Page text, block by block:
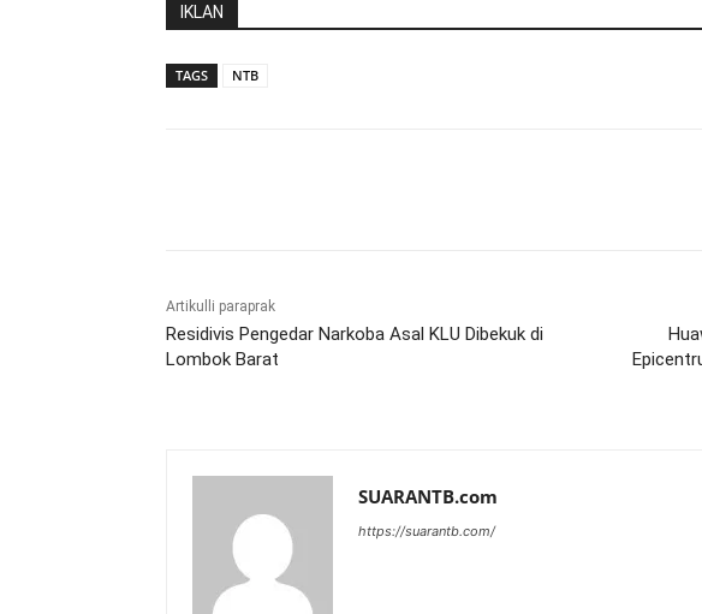
IKLAN
TAGS NTB
Artikulli paraprak
Residivis Pengedar Narkoba Asal KLU Dibekuk di
Lombok Barat
SUARANTB.com
https://suarantb.com/